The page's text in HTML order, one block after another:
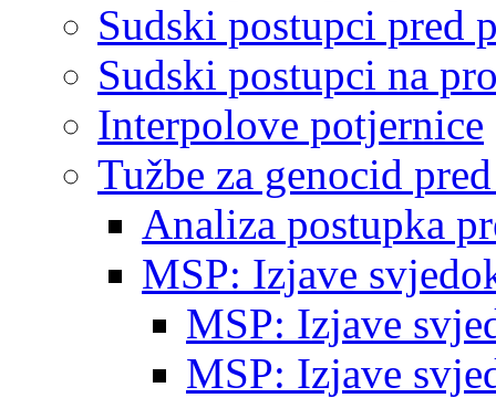
Sudski postupci pred
Sudski postupci na
Interpolove potjernice
Tužbe za genocid
Analiza postupka
MSP: Izjave
MSP: Izjave
MSP: Izjave